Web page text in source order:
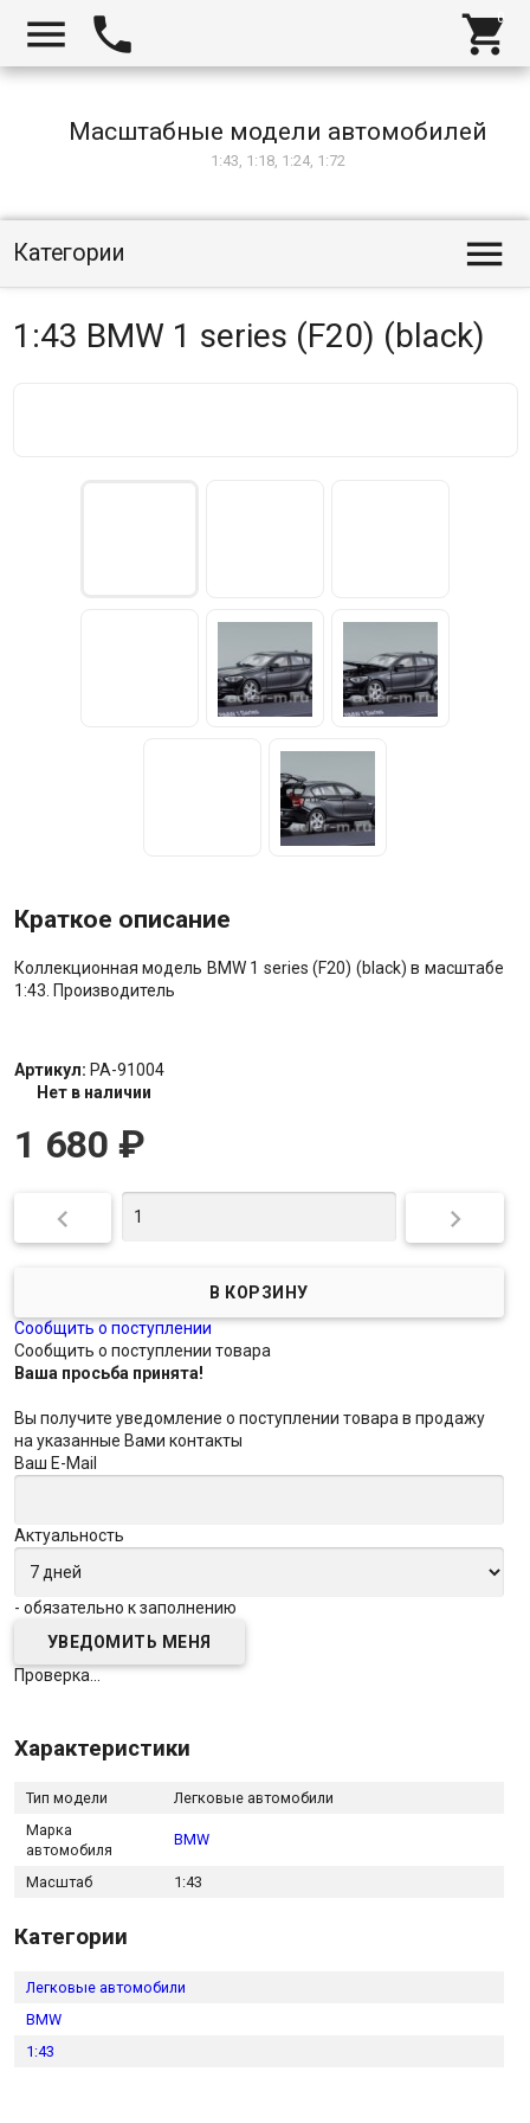
  
Масштабные модели автомобилей
1:43, 1:18, 1:24, 1:72
Категории 
1:43 BMW 1 series (F20) (black)
Краткое описание
Коллекционная модель BMW 1 series (F20) (black) в масштабе
1:43. Производитель
Артикул: PA-91004
Нет в наличии
1 680 ₽
 
Сообщить о поступлении
Сообщить о поступлении товара
Ваша просьба принята!
Вы получите уведомление о поступлении товара в продажу
на указанные Вами контакты
Ваш E-Mail
Актуальность
- обязательно к заполнению
Проверка...
Характеристики
Тип модели
Легковые автомобили
Марка
автомобиля
BMW
Масштаб 1:43
Категории
Легковые автомобили
BMW
1:43